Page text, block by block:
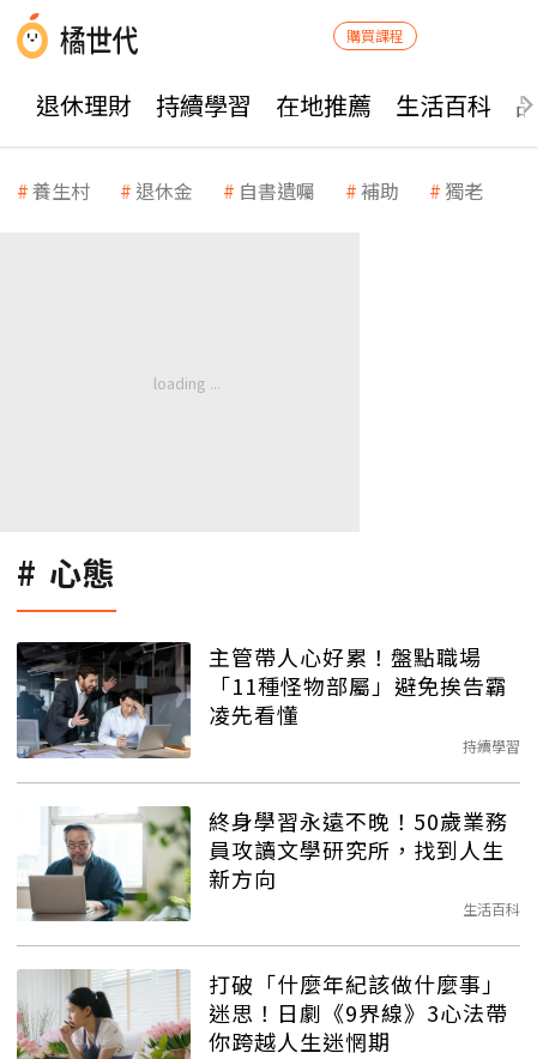
購買課程
退休理財 持續學習 在地推薦 生活百科
養生村 退休金 自書遺囑 補助 獨老
心態
主管帶人心好累！盤點職場
「11種怪物部屬」避免挨告霸
凌先看懂
持續學習
終身學習永遠不晚！50歲業務
員攻讀文學研究所，找到人生
新方向
生活百科
打破「什麼年紀該做什麼事」
迷思！日劇《9界線》3心法帶
你跨越人生迷惘期